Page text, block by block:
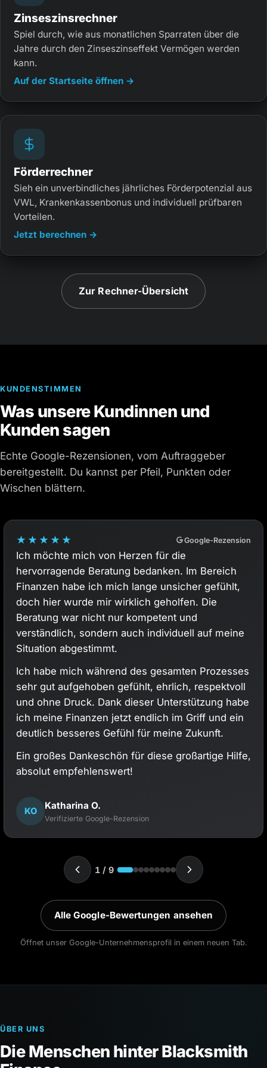
Empfehlung.
Zinseszinsrechner
Spiel durch, wie aus monatlichen Sparraten über die
Jahre durch den Zinseszinseffekt Vermögen werden
kann.
Auf der Startseite öffnen →
Förderrechner
Sieh ein unverbindliches jährliches Förderpotenzial aus
VWL, Krankenkassenbonus und individuell prüfbaren
Vorteilen.
Jetzt berechnen →
Zur Rechner-Übersicht
KUNDENSTIMMEN
Was unsere Kundinnen und
Kunden sagen
Echte Google-Rezensionen, vom Auftraggeber
bereitgestellt. Du kannst per Pfeil, Punkten oder
Wischen blättern.
★★★★★ Google-Rezension
Ich kann Blacksmith Finance nur wärmstens
empfehlen! Von Anfang an wurde ich individuell
behandelt und es wurde sich stets ausreichend
Zeit für meine Anliegen genommen. Die Beratung
war äußerst kompetent und fand auf eine sehr
menschliche Art und Weise statt. Man fühlt sich
hier wirklich auf Augenhöhe.
Die Kommunikationswege sind kurz und effizient,
sodass ich immer schnelle Lösungen für meine
finanziellen Fragen erhalten habe. Ich bin rundum
zufrieden mit dem Service und der
Professionalität von Blacksmith Finance! Vielen
Dank für die tolle Unterstützung!
MS Mona S.
Verifizierte Google-Rezension
2 / 9
Alle Google-Bewertungen ansehen
Öffnet unser Google-Unternehmensprofil in einem neuen Tab.
ÜBER UNS
Die Menschen hinter Blacksmith